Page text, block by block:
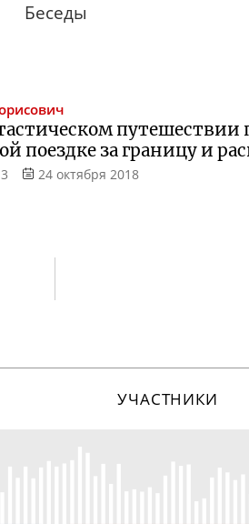
Беседы
путешествии
поездке за границу и
24 октября 2018
УЧАСТНИКИ